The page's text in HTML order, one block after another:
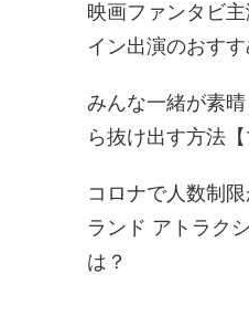
映画ファンタビ
イン出演のおす
みんな一緒が素
ら抜け出す方法【
コロナで人数制
ランド アトラク
は？